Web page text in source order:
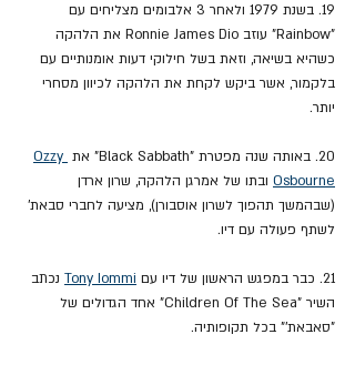
19. בשנת 1979 ולאחר 3 אלבומים מצליחים עם
"Rainbow" עוזב Ronnie James Dio את הלהקה
כשהיא בשיאה, וזאת בשל חילוקי דעות אומנותיים עם
בלקמור, אשר ביקש לקחת את הלהקה לכיוון מסחרי
יותר.
20. באותה שנה מפטרת "Black Sabbath" את
Ozzy
Osbourne ובתו של אמרגן הלהקה, שרון ארדן
(שבהמשך תהפוך לשרון אוסבורן), מציעה לחברי סבאת'
לשתף פעולה עם דיו.
21. כבר במפגש הראשון של דיו עם Tony Iommi נכתב
השיר "Children Of The Sea" אחד הגדולים של
"סאבאת'" בכל תקופותיה.